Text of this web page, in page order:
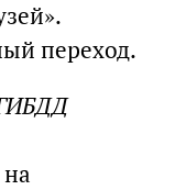
переход.